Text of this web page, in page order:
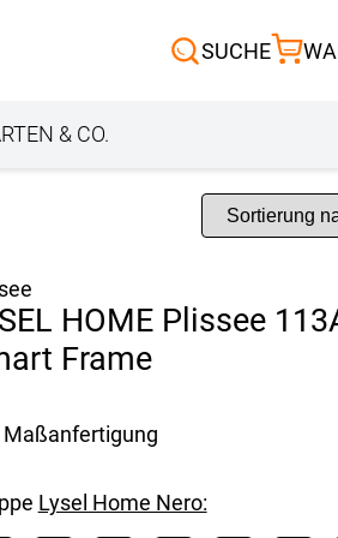
SUCHE
& CO.
HOME Plissee
Frame
Maßanfertigung
Lysel Home Nero: